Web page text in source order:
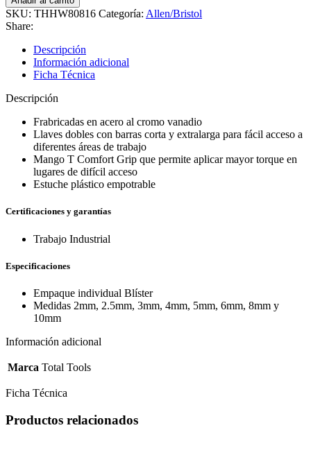
allen
mm
mango
T,
Total
THHW80816
cantidad
SKU: THHW80816 Categoría: Allen/Bristol
Share:
Descripción
Información adicional
Ficha Técnica
Descripción
Frabricadas en acero al cromo vanadio
Llaves dobles con barras corta y extralarga para fácil acceso a
diferentes áreas de trabajo
Mango T Comfort Grip que permite aplicar mayor torque en
lugares de difícil acceso
Estuche plástico empotrable
Certificaciones y garantías
Trabajo Industrial
Especificaciones
Empaque individual Blíster
Medidas 2mm, 2.5mm, 3mm, 4mm, 5mm, 6mm, 8mm y
10mm
Información adicional
Marca Total Tools
Ficha Técnica
Productos relacionados